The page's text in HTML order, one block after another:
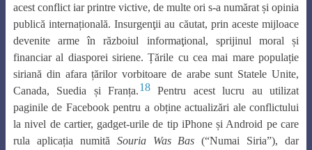
acest conflict iar printre victive, de multe ori s-a numărat și opinia
publică internațională. Insurgenţii au căutat, prin aceste mijloace
devenite arme în războiul informaţional, sprijinul moral și
financiar al diasporei siriene. Țările cu cea mai mare populație
siriană din afara țărilor vorbitoare de arabe sunt Statele Unite,
Canada, Suedia și Franța.18Pentru acest lucru au utilizat
paginile de Facebook pentru a obține actualizări ale conflictului
la nivel de cartier, gadget-urile de tip iPhone și Android pe care
rula aplicația numită Souria Was Bas (“Numai Siria”), dar